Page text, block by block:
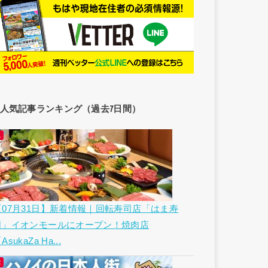
人気記事ランキング（過去7日間）
07月31日】新着情報｜回転寿司店「はま寿
」イオンモールにオープン！焼肉店
AsukaZa Ha...